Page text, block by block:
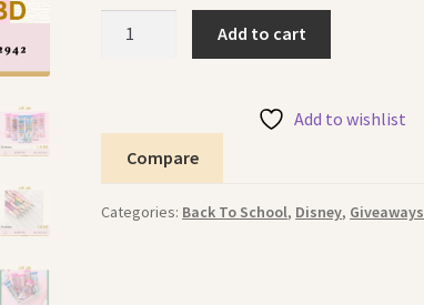
اقلام
كيتي
quantity
Add to cart
Add to wishlist
Compare
Categories: Back To School, Disney, Giveaways